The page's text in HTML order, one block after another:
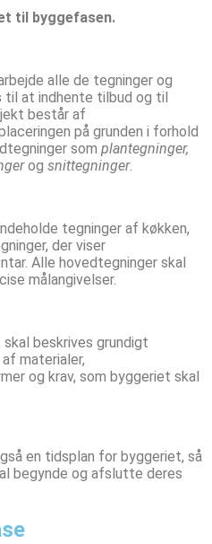
til byggefasen.
alle de tegninger og
til at indhente tilbud og til
består af
på grunden i forhold
som plantegninger,
og snittegninger.
tegninger af køkken,
der viser
Alle hovedtegninger skal
målangivelser.
beskrives grundigt
materialer,
og krav, som byggeriet skal
en tidsplan for byggeriet, så
begynde og afslutte deres